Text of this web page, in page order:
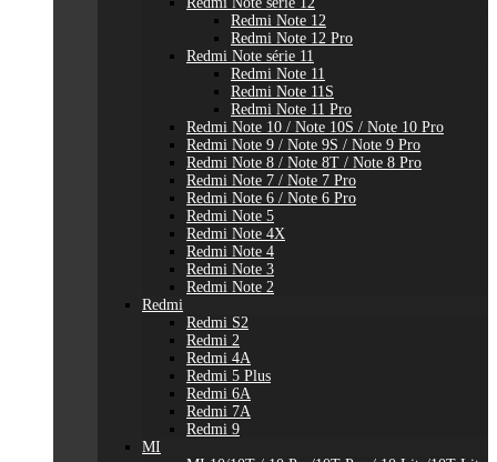
Redmi Note 12
Redmi Note 12 Pro
Redmi Note série 11
Redmi Note 11
Redmi Note 11S
Redmi Note 11 Pro
Redmi Note 10 / Note 10S / Note 10 Pro
Redmi Note 9 / Note 9S / Note 9 Pro
Redmi Note 8 / Note 8T / Note 8 Pro
Redmi Note 7 / Note 7 Pro
Redmi Note 6 / Note 6 Pro
Redmi Note 5
Redmi Note 4X
Redmi Note 4
Redmi Note 3
Redmi Note 2
Redmi
Redmi S2
Redmi 2
Redmi 4A
Redmi 5 Plus
Redmi 6A
Redmi 7A
Redmi 9
MI